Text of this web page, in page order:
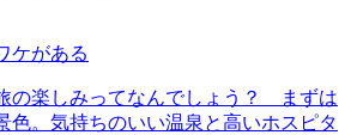
ケがある
の楽しみってなんでしょう？ まずは
色。気持ちのいい温泉と高いホスピタ